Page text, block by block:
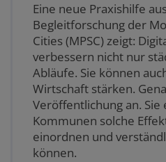
Eine neue Praxishilfe
Begleitforschung der
Cities (MPSC) zeigt:
verbessern nicht nur
Abläufe. Sie können
Wirtschaft stärken.
Veröffentlichung an. Sie
Kommunen solche
einordnen und
können.